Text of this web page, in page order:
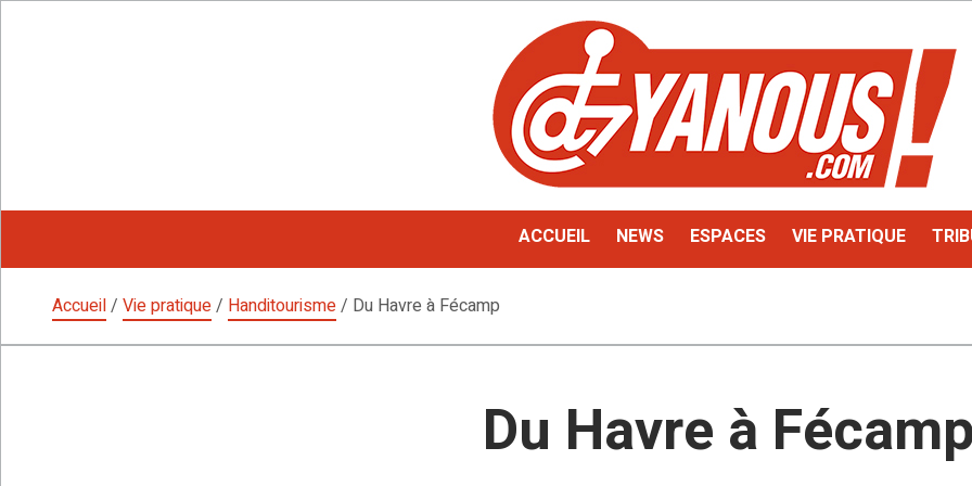
ACCUEIL NEWS ESPACES VIE PRATIQUE
Accueil/ Vie pratique/ Handitourisme/ Du Havre à Fécamp
Du Havre à Fécamp